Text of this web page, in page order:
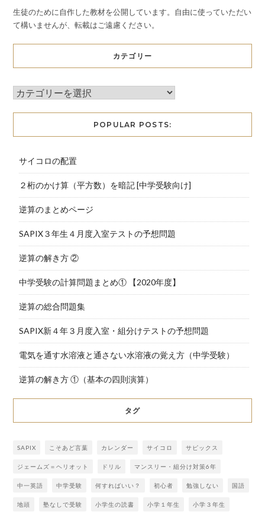
生徒のために自作した教材を公開しています。自由に使っていただい
て構いませんが、転載はご遠慮ください。
カテゴリー
POPULAR POSTS:
サイコロの配置
２桁のかけ算（平方数）を暗記 [中学受験向け]
逆算のまとめページ
SAPIX３年生４月度入室テストの予想問題
逆算の解き方 ②
中学受験の計算問題まとめ① 【2020年度】
逆算の総合問題集
SAPIX新４年３月度入室・組分けテストの予想問題
電気を通す水溶液と通さない水溶液の覚え方（中学受験）
逆算の解き方 ①（基本の四則演算）
タグ
SAPIX こそあど言葉 カレンダー サイコロ サピックス
ジェームズ＝ヘリオット ドリル マンスリー・組分け対策6年
中一英語 中学受験 何すればいい？ 初心者 勉強しない 国語
地頭 塾なしで受験 小学生の読書 小学１年生 小学３年生